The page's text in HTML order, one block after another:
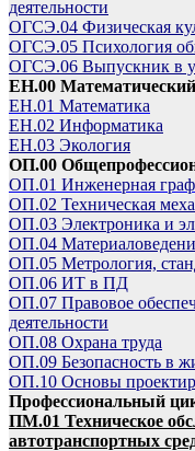
деятельности
ОГСЭ.04 Физическая
ОГСЭ.05 Психология
ОГСЭ.06 Выпускник в
ЕН.00
ЕН.01 Математика
ЕН.02 Информатика
ЕН.03 Экология
ОП.00
ОП.01 Инженерная
ОП.02 Техническая
ОП.03 Электроника и
ОП.04
ОП.05 Метрология,
ОП.06 ИТ в ПД
ОП.07 Правовое
деятельности
ОП.08 Охрана труда
ОП.09 Безопасность в
ОП.10 Основы
Профессиональный
ПМ.01 Техническое
автотранспортных